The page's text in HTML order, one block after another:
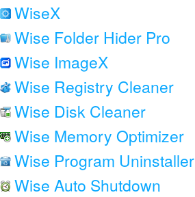
WiseX
Wise Folder Hider Pro
Wise ImageX
Wise Registry Cleaner
Wise Disk Cleaner
Wise Memory Optimizer
Wise Program Uninstaller
Wise Auto Shutdown